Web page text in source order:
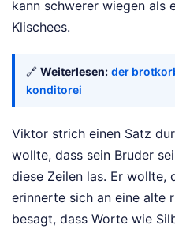
kann schwerer wiegen als
Klischees.
🔗 Weiterlesen: der
konditorei
Viktor strich einen Satz
wollte, dass sein Bruder
diese Zeilen las. Er wollte,
erinnerte sich an eine alte
besagt, dass Worte wie